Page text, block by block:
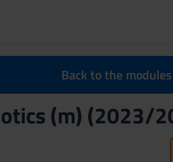
Back to the
(m) (2023/